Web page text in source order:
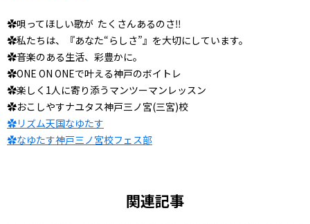
✿唄ってほしい歌が たくさんあるのさ‼︎
✿私たちは、『あなた“らしさ”』を大切にしています。
✿音楽のある生活、彩豊かに。
✿ONE ON ONEで叶える神戸のボイトレ
✿楽しく1人に寄り添うマンツーマンレッスン
✿おこしやすナユタス神戸三ノ宮(三宮)校
✿リズム天国なゆたす
✿なゆたす神戸三ノ宮校フェス部
関連記事